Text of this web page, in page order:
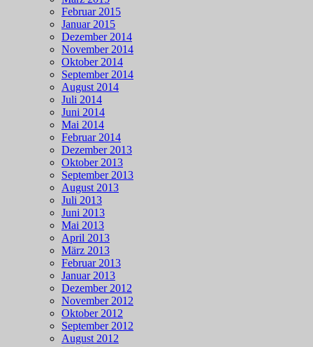
Februar 2015
Januar 2015
Dezember 2014
November 2014
Oktober 2014
September 2014
August 2014
Juli 2014
Juni 2014
Mai 2014
Februar 2014
Dezember 2013
Oktober 2013
September 2013
August 2013
Juli 2013
Juni 2013
Mai 2013
April 2013
März 2013
Februar 2013
Januar 2013
Dezember 2012
November 2012
Oktober 2012
September 2012
August 2012